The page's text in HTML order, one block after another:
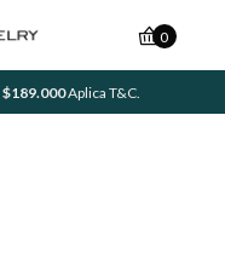
$189.000Aplica T&C.
0